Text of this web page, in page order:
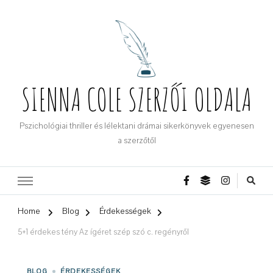
SIENNA COLE SZERZŐI OLDALA
Pszichológiai thriller és lélektani drámai sikerkönyvek egyenesen
a szerzőtől
Home Blog
Érdekességek
5+1 érdekes tény Az ígéret szép szó c. regényről